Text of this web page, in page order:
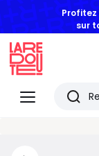
sur
Menu
Redoute